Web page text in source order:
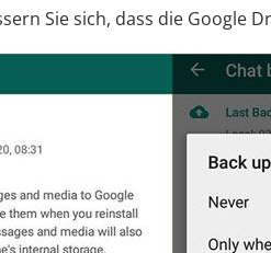
Sie sich, dass die Google